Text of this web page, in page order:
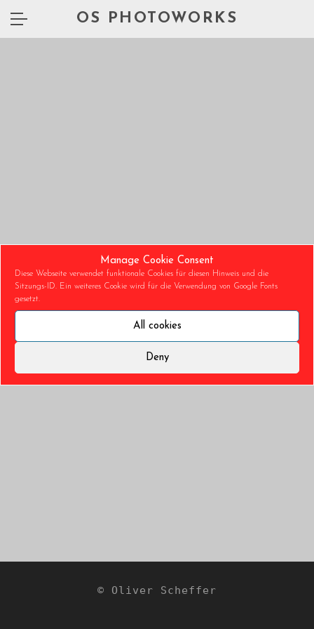
Manage Cookie Consent
Diese Webseite verwendet funktionale Cookies für diesen Hinweis und die
Sitzungs-ID. Ein weiteres Cookie wird für die Verwendung von Google Fonts
gesetzt.
All cookies
Deny
OS PHOTOWORKS
© Oliver Scheffer